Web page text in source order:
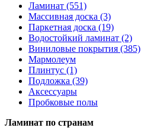
Ламинат (551)
Массивная доска (3)
Паркетная доска (19)
Водостойкий ламинат (2)
Виниловые покрытия (385)
Мармолеум
Плинтус (1)
Подложка (39)
Аксессуары
Пробковые полы
Ламинат по странам